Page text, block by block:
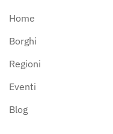
Home
Borghi
Regioni
Eventi
Blog